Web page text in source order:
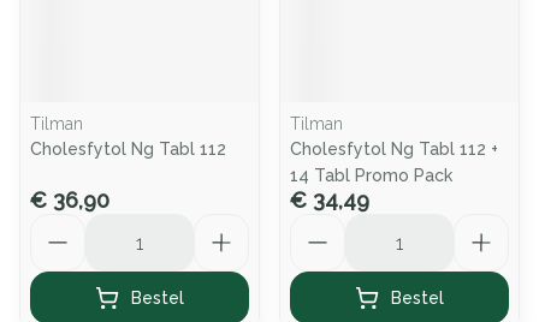
Tilman
Cholesfytol Ng Tabl 112
€ 36,90
Bestel
Tilman
Cholesfytol Ng Tabl 112 +
14 Tabl Promo Pack
€ 34,49
Bestel